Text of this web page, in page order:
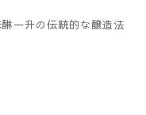
一升の伝統的な醸造法